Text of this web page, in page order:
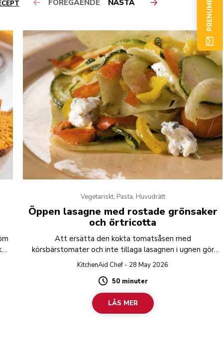
FÖREGÅENDE NÄSTA
Vegetariskt, Pasta, Huvudrätt
Öppen lasagne med rostade grönsaker
och örtricotta
Att ersätta den kokta tomatsåsen med
körsbärstomater och inte tillaga lasagnen i ugnen gör
det till en lättare rätt, perfekt för sommaren.
KitchenAid Chef - 28 May 2026
Duration
50 minuter
LÄS MER